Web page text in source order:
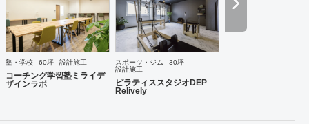
塾・学校 60坪 設計施工
コーチング学習塾ミライデ
ザインラボ
スポーツ・ジム
30坪
設計施工
ピラティススタジオDEP
Relively